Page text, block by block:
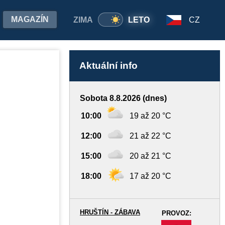
ZIMA LETO
MAGAZÍN CZ
Aktuální info
Sobota 8.8.2026 (dnes)
10:00 19 až 20 °C
12:00 21 až 22 °C
15:00 20 až 21 °C
18:00 17 až 20 °C
PROVOZ:
HRUŠTÍN - ZÁBAVA